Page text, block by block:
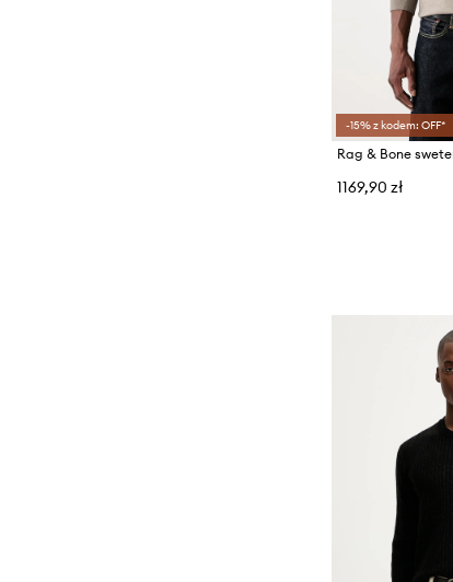
-15% z kodem: OFF*
Rag & Bone
1169,90 zł